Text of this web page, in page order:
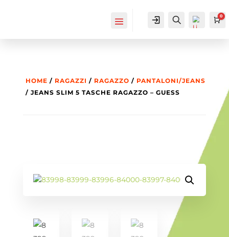
IL MIO
ACCOUNT
ACCOUNT
Cerca...
a
0
HOME / RAGAZZI / RAGAZZO / PANTALONI/JEANS
/ JEANS SLIM 5 TASCHE RAGAZZO – GUESS